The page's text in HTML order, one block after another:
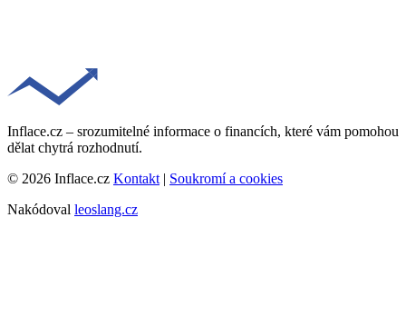
Inflace.cz – srozumitelné informace o financích, které vám pomohou
dělat chytrá rozhodnutí.
© 2026 Inflace.cz Kontakt| Soukromí a cookies
Nakódoval leoslang.cz